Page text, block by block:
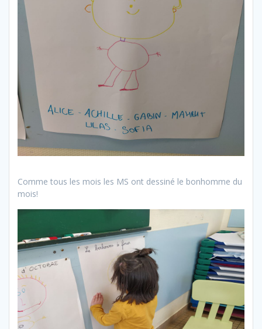
Comme tous les mois les MS ont dessiné le bonhomme du
mois!